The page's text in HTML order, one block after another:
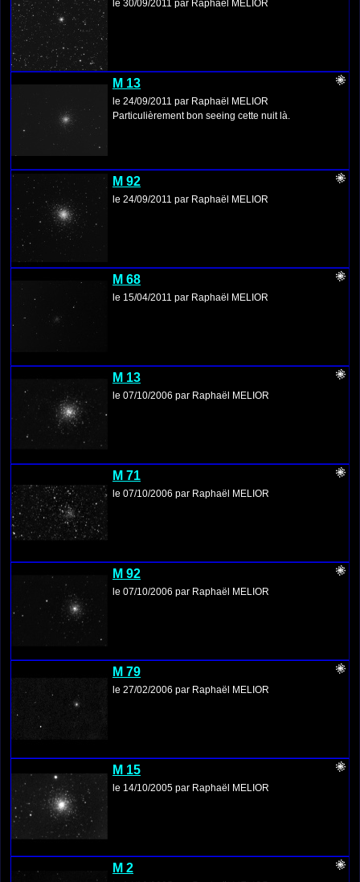
le 30/09/2011 par Raphaël MELIOR
M 13
le 24/09/2011 par Raphaël MELIOR
Particulièrement bon seeing cette nuit là.
M 92
le 24/09/2011 par Raphaël MELIOR
M 68
le 15/04/2011 par Raphaël MELIOR
M 13
le 07/10/2006 par Raphaël MELIOR
M 71
le 07/10/2006 par Raphaël MELIOR
M 92
le 07/10/2006 par Raphaël MELIOR
M 79
le 27/02/2006 par Raphaël MELIOR
M 15
le 14/10/2005 par Raphaël MELIOR
M 2